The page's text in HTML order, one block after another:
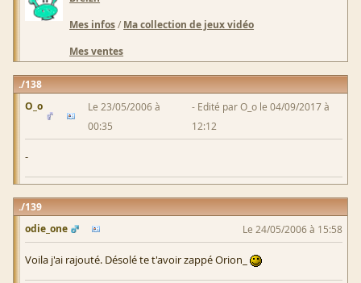
Mes infos/ Ma collection de jeux vidéo
Mes ventes
138
O_o
Le 23/05/2006 à
00:35
Edité par O_o le 04/09/2017 à
12:12
-
139
odie_one
Le 24/05/2006 à 15:58
Voila j'ai rajouté. Désolé te t'avoir zappé Orion_